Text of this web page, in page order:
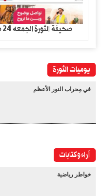
صحيفة الثورة الجمعه 24 صفر 1448- 7 اغسطس 2026
يوميات الثورة
في مِحراب النور الأعظم
آراء وكتابات
خواطر رياضية